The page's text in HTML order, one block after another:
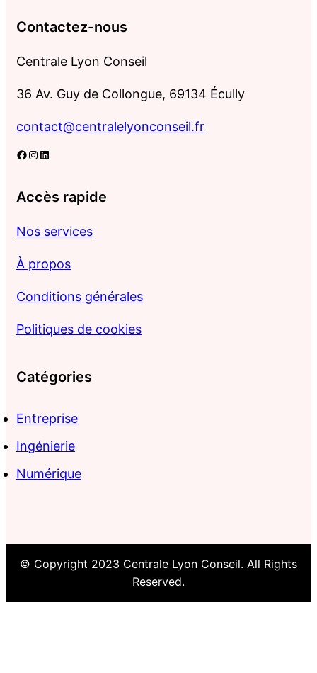
Contactez-nous
Centrale Lyon Conseil
36 Av. Guy de Collongue, 69134 Écully
contact@centralelyonconseil.fr
Facebook Instagram LinkedIn
Accès rapide
Nos services
À propos
Conditions générales
Politiques de cookies
Catégories
Entreprise
Ingénierie
Numérique
© Copyright 2023 Centrale Lyon Conseil. All Rights
Reserved.